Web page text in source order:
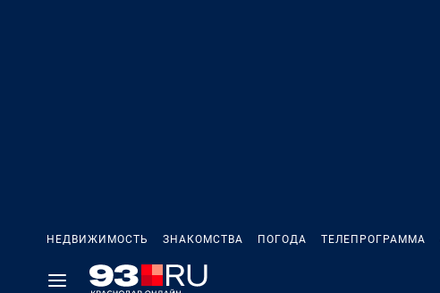
НЕДВИЖИМОСТЬ ЗНАКОМСТВА ПОГОДА ТЕЛЕПРОГРАММА